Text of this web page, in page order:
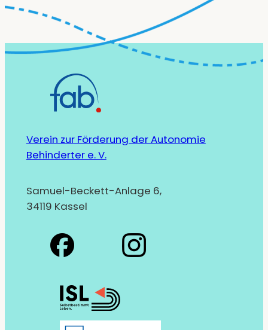
Verein zur Förderung der Autonomie
Behinderter e. V.
Samuel-Beckett-Anlage 6,
34119 Kassel